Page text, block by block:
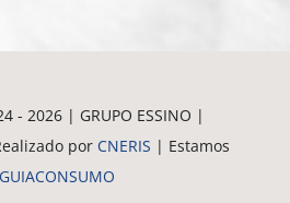
- 2026 | GRUPO ESSINO |
por CNERIS | Estamos
GUIACONSUMO